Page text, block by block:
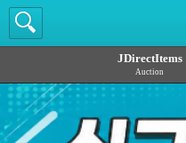
JDirectItems
Auction